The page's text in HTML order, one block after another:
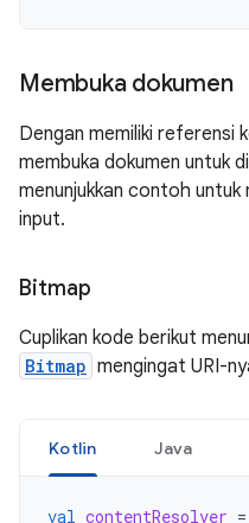
Membuka dokumen
Dengan memiliki referensi
membuka dokumen untuk
menunjukkan contoh
input.
Bitmap
Cuplikan kode berikut
Bitmap mengingat URI-
Kotlin Java
val contentResolver =